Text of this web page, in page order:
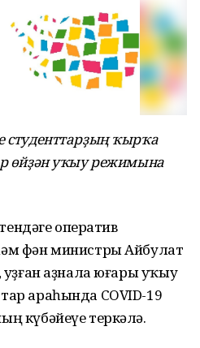
студенттарҙың ҡырҡа
өйҙән уҡыу режимына
оператив
фән министры Айбулат
уҙған аҙнала юғары уҡыу
араһында COVID-19
күбәйеүе теркәлә.